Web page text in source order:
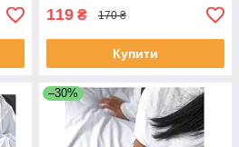
119 ₴ 170 ₴
Купити
–30%